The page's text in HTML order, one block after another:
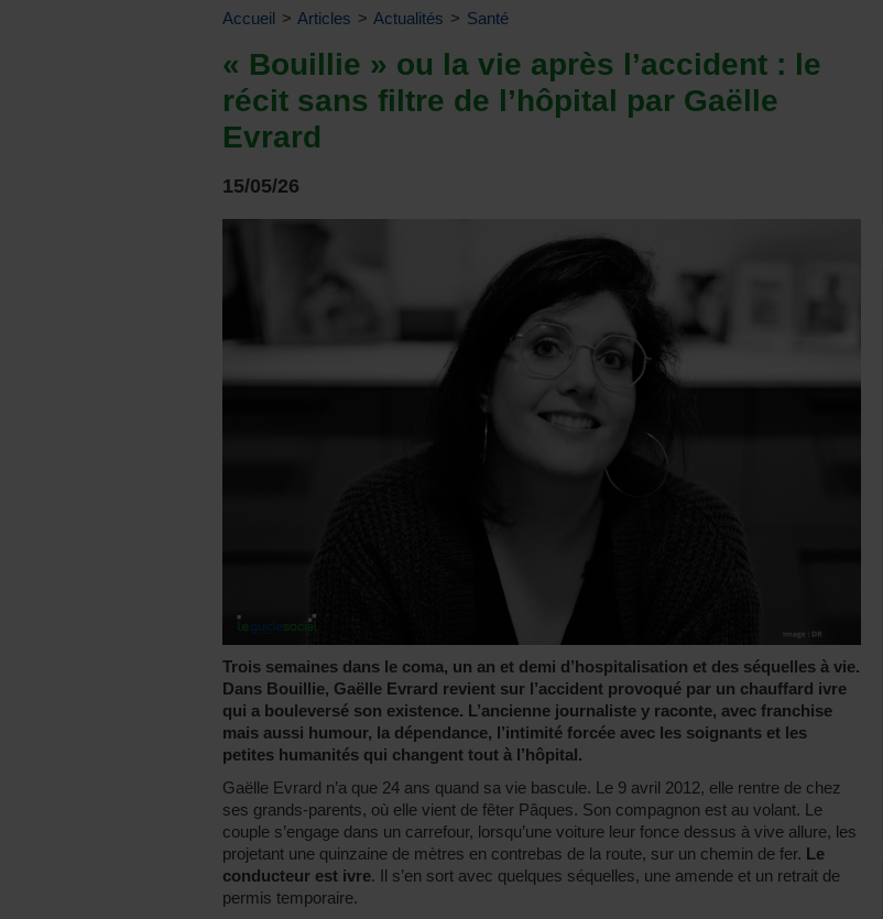
Accueil > Articles > Actualités > Santé
« Bouillie » ou la vie après l’accident : le
récit sans filtre de l’hôpital par Gaëlle
Evrard
15/05/26
Trois semaines dans le coma, un an et demi d’hospitalisation et des séquelles à vie.
Dans Bouillie, Gaëlle Evrard revient sur l’accident provoqué par un chauffard ivre
qui a bouleversé son existence. L’ancienne journaliste y raconte, avec franchise
mais aussi humour, la dépendance, l’intimité forcée avec les soignants et les
petites humanités qui changent tout à l’hôpital.
Gaëlle Evrard n’a que 24 ans quand sa vie bascule. Le 9 avril 2012, elle rentre de chez
ses grands-parents, où elle vient de fêter Pâques. Son compagnon est au volant. Le
couple s’engage dans un carrefour, lorsqu’une voiture leur fonce dessus à vive allure, les
projetant une quinzaine de mètres en contrebas de la route, sur un chemin de fer. Le
conducteur est ivre. Il s’en sort avec quelques séquelles, une amende et un retrait de
permis temporaire.